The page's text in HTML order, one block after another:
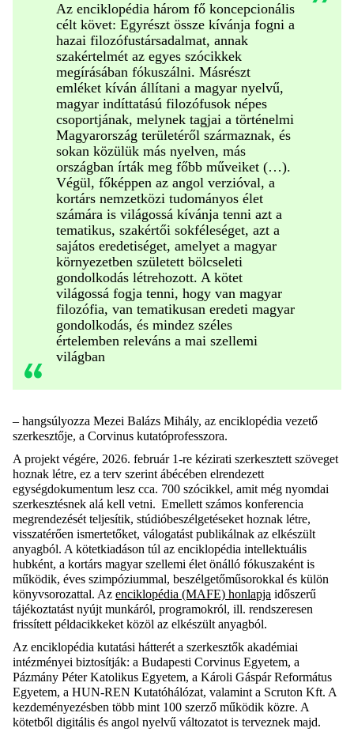
Az enciklopédia három fő koncepcionális
célt követ: Egyrészt össze kívánja fogni a
hazai filozófustársadalmat, annak
szakértelmét az egyes szócikkek
megírásában fókuszálni. Másrészt
emléket kíván állítani a magyar nyelvű,
magyar indíttatású filozófusok népes
csoportjának, melynek tagjai a történelmi
Magyarország területéről származnak, és
sokan közülük más nyelven, más
országban írták meg főbb műveiket (…).
Végül, főképpen az angol verzióval, a
kortárs nemzetközi tudományos élet
számára is világossá kívánja tenni azt a
tematikus, szakértői sokféleséget, azt a
sajátos eredetiséget, amelyet a magyar
környezetben született bölcseleti
gondolkodás létrehozott. A kötet
világossá fogja tenni, hogy van magyar
filozófia, van tematikusan eredeti magyar
gondolkodás, és mindez széles
értelemben releváns a mai szellemi
világban
– hangsúlyozza Mezei Balázs Mihály, az enciklopédia vezető
szerkesztője, a Corvinus kutatóprofesszora.
A projekt végére, 2026. február 1-re kézirati szerkesztett szöveget
hoznak létre, ez a terv szerint ábécében elrendezett
egységdokumentum lesz cca. 700 szócikkel, amit még nyomdai
szerkesztésnek alá kell vetni. Emellett számos konferencia
megrendezését teljesítik, stúdióbeszélgetéseket hoznak létre,
visszatérően ismertetőket, válogatást publikálnak az elkészült
anyagból. A kötetkiadáson túl az enciklopédia intellektuális
hubként, a kortárs magyar szellemi élet önálló fókuszaként is
működik, éves szimpóziummal, beszélgetőműsorokkal és külön
könyvsorozattal. Az enciklopédia (MAFE) honlapja időszerű
tájékoztatást nyújt munkáról, programokról, ill. rendszeresen
frissített példacikkeket közöl az elkészült anyagból.
Az enciklopédia kutatási hátterét a szerkesztők akadémiai
intézményei biztosítják: a Budapesti Corvinus Egyetem, a
Pázmány Péter Katolikus Egyetem, a Károli Gáspár Református
Egyetem, a HUN-REN Kutatóhálózat, valamint a Scruton Kft. A
kezdeményezésben több mint 100 szerző működik közre. A
kötetből digitális és angol nyelvű változatot is terveznek majd.